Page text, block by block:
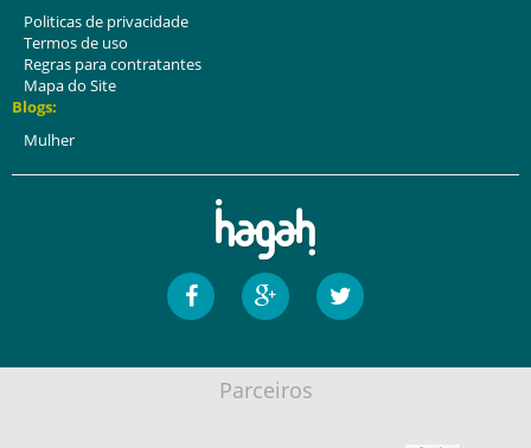
Politicas de privacidade
Termos de uso
Regras para contratantes
Mapa do Site
Blogs:
Mulher
Parceiros